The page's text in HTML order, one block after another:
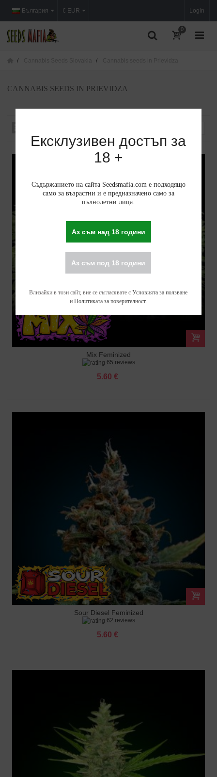
България Login
€ EUR
0
CANNABIS SEEDS IN PRIEVIDZA
Mix Feminized
65 reviews
5.60 €
Sour Diesel Feminized
62 reviews
5.60 €
Ексклузивен достъп за
18 +
Съдържанието на сайта Seedsmafia.com е подходящо
само за възрастни и е предназначено само за
пълнолетни лица.
Аз съм над 18 години
Аз съм под 18 години
Влизайки в този сайт, вие се съгласявате сУсловията за ползване
иПолитиката за поверителност.